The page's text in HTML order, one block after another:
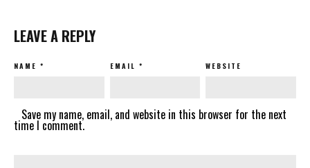
LEAVE A REPLY
NAME * EMAIL * WEBSITE
Save my name, email, and website in this browser for the next
time I comment.